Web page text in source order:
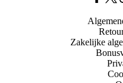
Zakelijke